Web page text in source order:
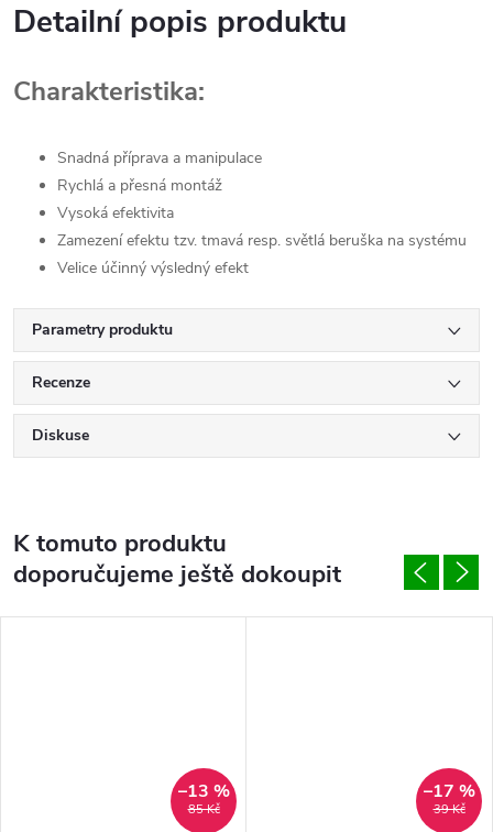
Detailní popis produktu
Charakteristika:
Snadná příprava a manipulace
Rychlá a přesná montáž
Vysoká efektivita
Zamezení efektu tzv. tmavá resp. světlá beruška na systému
Velice účinný výsledný efekt
Parametry produktu
Recenze
Diskuse
K tomuto produktu
doporučujeme ještě dokoupit
85 Kč
–13 %
39 Kč
–17 %